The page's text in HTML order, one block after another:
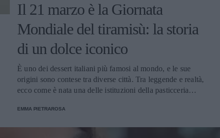
Il 21 marzo è la Giornata
Mondiale del tiramisù: la storia
di un dolce iconico
È uno dei dessert italiani più famosi al mondo, e le sue
origini sono contese tra diverse città. Tra leggende e realtà,
ecco come è nata una delle istituzioni della pasticceria
EMMA PIETRAROSA